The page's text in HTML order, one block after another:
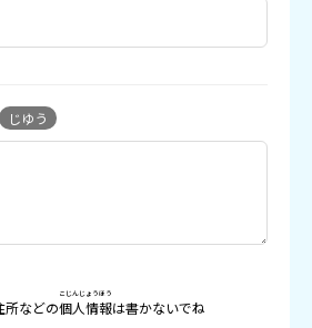
じゆう
などの個人情報
こじんじょうほう
は書かないでね